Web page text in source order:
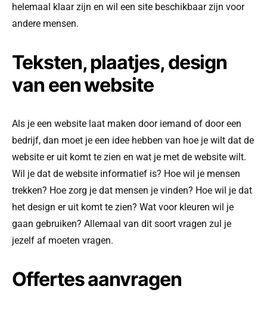
helemaal klaar zijn en wil een site beschikbaar zijn voor
andere mensen.
Teksten, plaatjes, design
van een website
Als je een website laat maken door iemand of door een
bedrijf, dan moet je een idee hebben van hoe je wilt dat de
website er uit komt te zien en wat je met de website wilt.
Wil je dat de website informatief is? Hoe wil je mensen
trekken? Hoe zorg je dat mensen je vinden? Hoe wil je dat
het design er uit komt te zien? Wat voor kleuren wil je
gaan gebruiken? Allemaal van dit soort vragen zul je
jezelf af moeten vragen.
Offertes aanvragen